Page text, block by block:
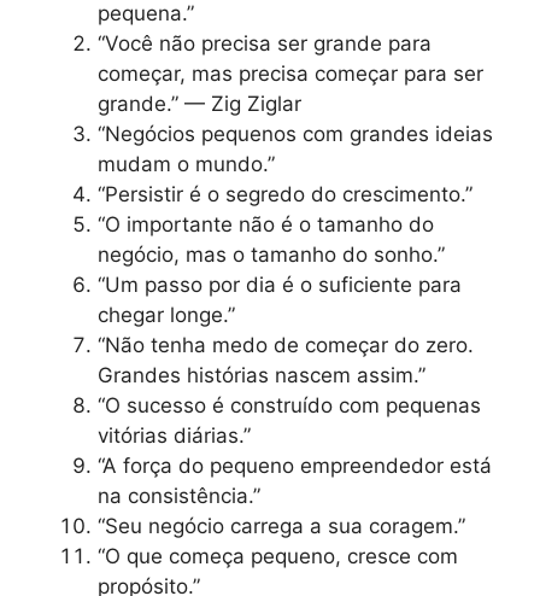
pequena.”
“Você não precisa ser grande para
começar, mas precisa começar para ser
grande.” — Zig Ziglar
“Negócios pequenos com grandes ideias
mudam o mundo.”
“Persistir é o segredo do crescimento.”
“O importante não é o tamanho do
negócio, mas o tamanho do sonho.”
“Um passo por dia é o suficiente para
chegar longe.”
“Não tenha medo de começar do zero.
Grandes histórias nascem assim.”
“O sucesso é construído com pequenas
vitórias diárias.”
“A força do pequeno empreendedor está
na consistência.”
“Seu negócio carrega a sua coragem.”
“O que começa pequeno, cresce com
propósito.”